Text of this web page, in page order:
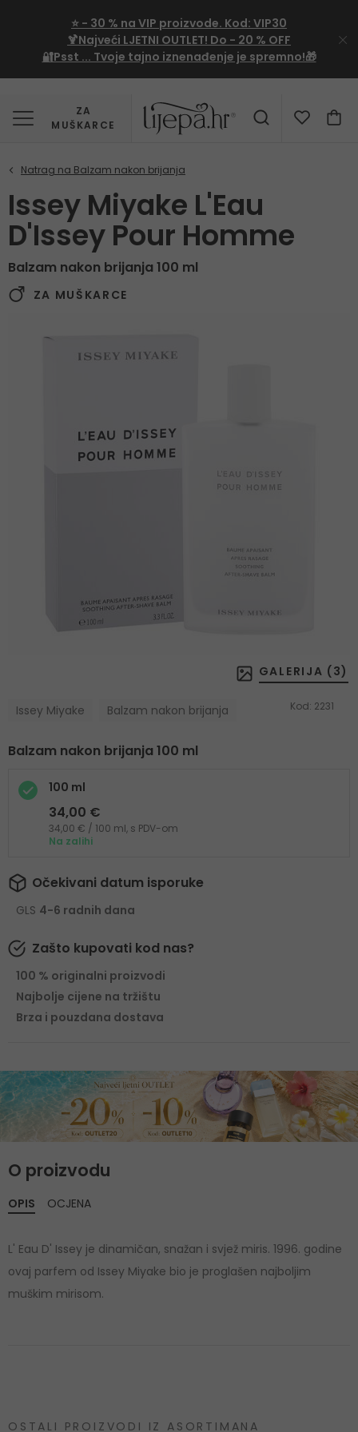
⭐ - 30 % na VIP proizvode. Kod: VIP30
🍹Najveći LJETNI OUTLET! Do - 20 % OFF
🔐Psst ... Tvoje tajno iznenađenje je spremno!🎁
ZA
MUŠKARCE
Issey Miyake L'Eau
D'Issey Pour Homme
Balzam nakon brijanja 100 ml
ZA MUŠKARCE
GALERIJA ( 3)
Issey Miyake Balzam nakon brijanja Kod: 2231
Balzam nakon brijanja 100 ml
100 ml
34,00 €
34,00 € / 100 ml, s PDV-om
Na zalihi
Očekivani datum isporuke
GLS 4-6 radnih dana
Zašto kupovati kod nas?
100 % originalni proizvodi
Najbolje cijene na tržištu
Brza i pouzdana dostava
O proizvodu
OPIS
L' Eau D' Issey je dinamičan, snažan i svjež miris. 1996. godine
ovaj parfem od Issey Miyake bio je proglašen najboljim
muškim mirisom.
OCJENA
OSTALI PROIZVODI IZ ASORTIMANA